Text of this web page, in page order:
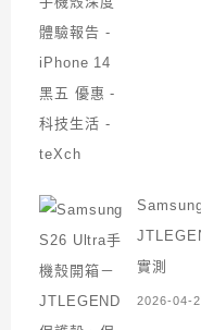
實測
2026-04-